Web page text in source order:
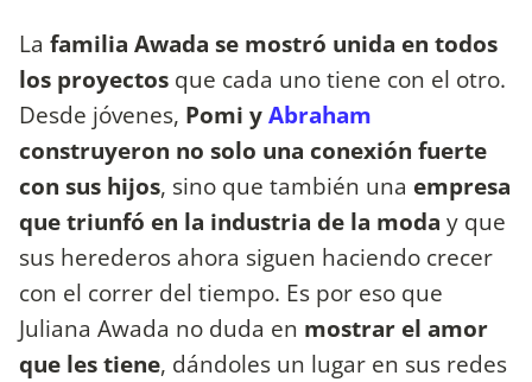
La familia Awada se mostró unida en todos
los proyectos que cada uno tiene con el otro.
Desde jóvenes, Pomi yAbraham
construyeron no solo una conexión fuerte
con sus hijos, sino que también una empresa
que triunfó en la industria de la moda y que
sus herederos ahora siguen haciendo crecer
con el correr del tiempo. Es por eso que
Juliana Awada no duda en mostrar el amor
que les tiene, dándoles un lugar en sus redes